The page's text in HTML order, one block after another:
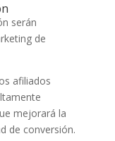
serán
de
afiliados
mejorará la
de conversión.